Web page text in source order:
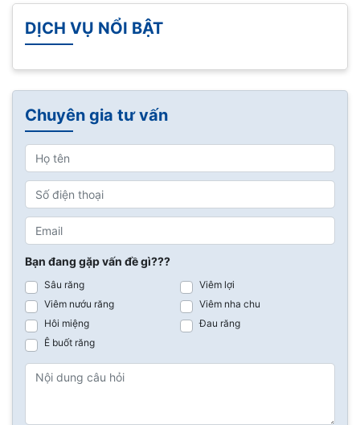
DỊCH VỤ NỔI BẬT
Chuyên gia tư vấn
Bạn đang gặp vấn đề gì???
Sâu răng
Viêm lợi
Viêm nướu răng
Viêm nha chu
Hôi miệng
Đau răng
Ê buốt răng